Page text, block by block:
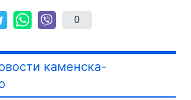
0
каменска-